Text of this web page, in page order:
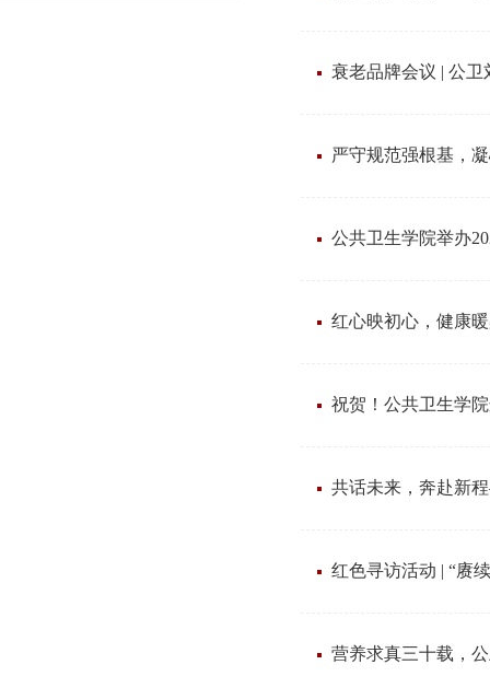
衰老品牌会议 | 公
严守规范强根基，
公共卫生学院举办
红心映初心，健康
祝贺！公共卫生学
共话未来，奔赴新
红色寻访活动 | “赓
营养求真三十载，